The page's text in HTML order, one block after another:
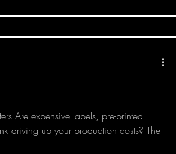
Are expensive labels, pre-printed
driving up your production costs? The